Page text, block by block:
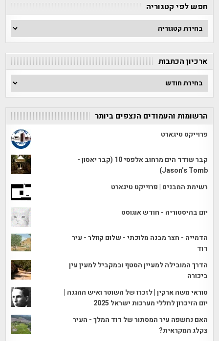
חפש לפי קטגוריה
חפש
לפי
קטגוריה
ארכיון הכתבות
ארכיון
הכתבות
הרשומות והעמודים הנצפים ביותר
פרוייקט טיגארט
קבר שודד הים מרחוב אלפסי 10 (קבר יאסון -
Jason’s Tomb)
רשימת המבנים | פרוייקט טיגארט
יום בהיסטוריה - חודש אוגוסט
הדמייה - חצר מבנה מלוכתי - שלום קוולר - עיר
דוד
הדרך המובילה למעיין הסטף ובמקביל למעין עין
ביכורה
טוראי משה ארקין | לזכרו של השוטר ואיש ההגנה |
יום הזיכרון לחללי מערכות ישראל 2025
האם נחשפה עיר המסתור של דוד המלך - העיר
צקלג המקראית?